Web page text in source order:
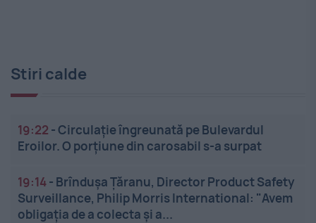
Stiri calde
19:22 -Circulație îngreunată pe Bulevardul
Eroilor. O porțiune din carosabil s-a surpat
19:14- Brîndușa Țăranu, Director Product Safety
Surveillance, Philip Morris International: "Avem
obligația de a colecta și a...